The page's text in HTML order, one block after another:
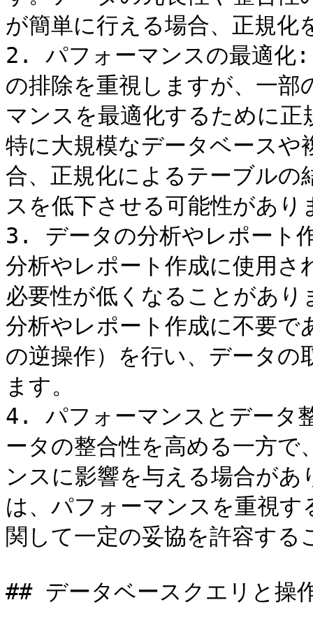
が簡単に行える場合、正規化
2. パフォーマンスの最適化:
の排除を重視しますが、一
マンスを最適化するために
特に大規模なデータベースや
合、正規化によるテーブルの
スを低下させる可能性があり
3. データの分析やレポート
分析やレポート作成に使用さ
必要性が低くなることがあ
分析やレポート作成に不要で
の逆操作）を行い、データ
ます。
4. パフォーマンスとデータ
ータの整合性を高める一方
ンスに影響を与える場合が
は、パフォーマンスを重視
関して一定の妥協を許容する
## データベースクエリと操